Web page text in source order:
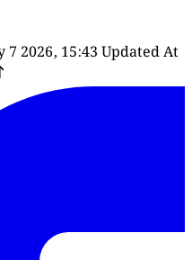
7 2026, 15:43 Updated At